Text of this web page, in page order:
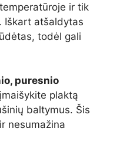
ir tik
Iškart atšaldytas
todėl gali
puresnio
plaktą
baltymus. Šis
nesumažina